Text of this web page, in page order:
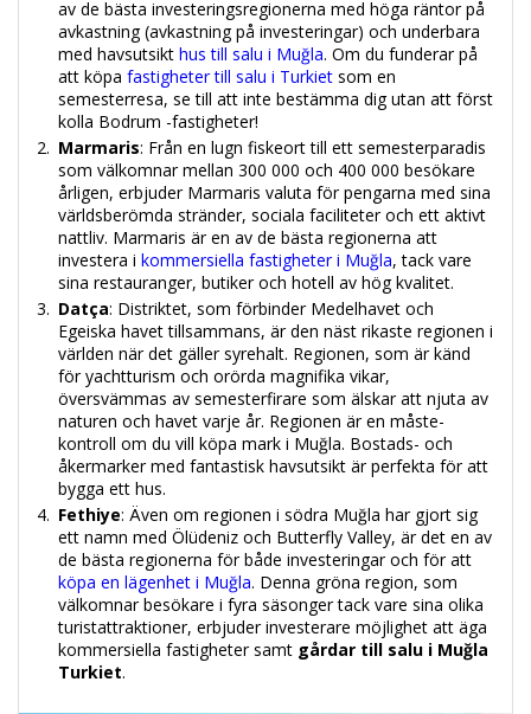
av de bästa investeringsregionerna med höga räntor på
avkastning (avkastning på investeringar) och underbara
med havsutsikt hus till salu i Muğla. Om du funderar på
att köpa fastigheter till salu i Turkiet som en
semesterresa, se till att inte bestämma dig utan att först
kolla Bodrum -fastigheter!
Marmaris: Från en lugn fiskeort till ett semesterparadis
som välkomnar mellan 300 000 och 400 000 besökare
årligen, erbjuder Marmaris valuta för pengarna med sina
världsberömda stränder, sociala faciliteter och ett aktivt
nattliv. Marmaris är en av de bästa regionerna att
investera i kommersiella fastigheter i Muğla, tack vare
sina restauranger, butiker och hotell av hög kvalitet.
Datça: Distriktet, som förbinder Medelhavet och
Egeiska havet tillsammans, är den näst rikaste regionen i
världen när det gäller syrehalt. Regionen, som är känd
för yachtturism och orörda magnifika vikar,
översvämmas av semesterfirare som älskar att njuta av
naturen och havet varje år. Regionen är en måste-
kontroll om du vill köpa mark i Muğla. Bostads- och
åkermarker med fantastisk havsutsikt är perfekta för att
bygga ett hus.
Fethiye: Även om regionen i södra Muğla har gjort sig
ett namn med Ölüdeniz och Butterfly Valley, är det en av
de bästa regionerna för både investeringar och för att
köpa en lägenhet i Muğla. Denna gröna region, som
välkomnar besökare i fyra säsonger tack vare sina olika
turistattraktioner, erbjuder investerare möjlighet att äga
kommersiella fastigheter samt gårdar till salu i Muğla
Turkiet.